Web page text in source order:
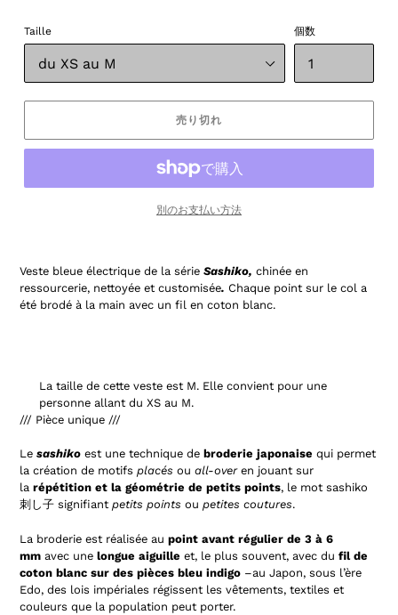
Taille 個数
売り切れ
別のお支払い方法
Veste bleue électrique de la série Sashiko, chinée en
ressourcerie, nettoyée et customisée. Chaque point sur le col a
été brodé à la main avec un fil en coton blanc.
La taille de cette veste est M. Elle convient pour une
personne allant du XS au M.
/// Pièce unique ///
Le sashiko est une technique de broderie japonaise qui permet
la création de motifs placés ou all-over en jouant sur
la répétition et la géométrie de petits points, le mot sashiko
刺し子 signifiant petits points ou petites coutures.
La broderie est réalisée au point avant régulier de 3 à 6
mm avec une longue aiguille et, le plus souvent, avec du fil de
coton blanc sur des pièces bleu indigo –au Japon, sous l’ère
Edo, des lois impériales régissent les vêtements, textiles et
couleurs que la population peut porter.